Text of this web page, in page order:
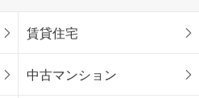
賃貸住宅
中古マンション